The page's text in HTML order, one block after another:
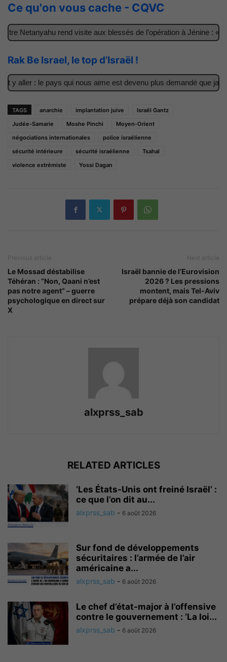
Ce qu'on vous cache - CQVC
Netanyahu rend visite aux blessés de l’opération à Jénine : «
Rak Be Israel, le top d’Israël !
aller : le pays qui nous aime est devenu plus demandé que jamais
TAGS anarchie implantation juive
Israël Gantz
Judée-Samarie
Moshe Pinchi
Moyen-Orient
négociations internationales
police israélienne
sécurité intérieure
sécurité israélienne
Tsahal
violence extrémiste
Yossi Dagan
Previous article
Le Mossad déstabilise
Téhéran : “Non, Qaani n’est
pas notre agent” – guerre
psychologique en direct sur
X
Next article
Israël bannie de l’Eurovision
2026 ? Les pressions
montent, mais Tel-Aviv
prépare déjà son candidat
alxprss_sab
RELATED ARTICLES
‘Les États-Unis ont freiné Israël’ :
ce que l’on dit au...
alxprss_sab - 6 août 2026
Sur fond de développements
sécuritaires : l’armée de l’air
américaine a...
alxprss_sab - 6 août 2026
Le chef d’état-major à l’offensive
contre le gouvernement : ‘La loi...
alxprss_sab - 6 août 2026